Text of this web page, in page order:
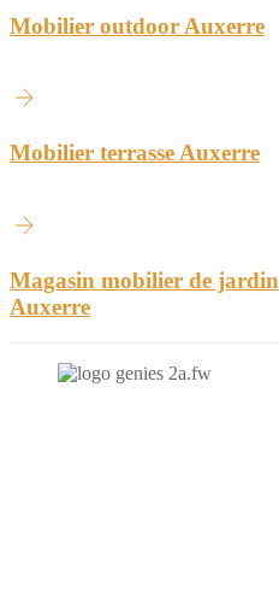
Mobilier outdoor Auxerre
Mobilier terrasse Auxerre
Magasin mobilier de jardin
Auxerre